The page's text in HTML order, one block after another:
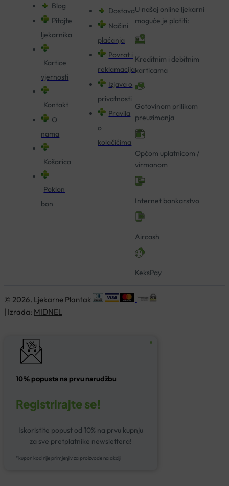
Blog
Pitajte
ljekarnika
Kartice
vjernosti
Kontakt
O
nama
Košarica
Poklon
bon
Dostava
Načini
plaćanja
Povrat i
reklamacija
Izjava o
privatnosti
Pravila
o
kolačićima
U našoj online ljekarni
moguće je platiti:
Kreditnim i debitnim
karticama
Gotovinom prilikom
preuzimanja
Općom uplatnicom /
virmanom
Internet bankarstvo
Aircash
KeksPay
© 2026. Ljekarne Plantak
| Izrada: MIDNEL
10% popusta na prvu narudžbu
Registrirajte se!
Iskoristite popust od 10% na prvu kupnju
za sve pretplatnike newslettera!
*kupon kod nije primjenjiv za proizvode na akciji